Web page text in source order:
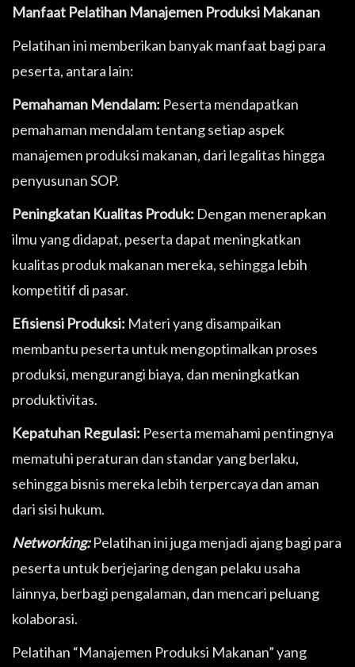
Manfaat Pelatihan Manajemen Produksi Makanan
Pelatihan ini memberikan banyak manfaat bagi para
peserta, antara lain:
Pemahaman Mendalam: Peserta mendapatkan
pemahaman mendalam tentang setiap aspek
manajemen produksi makanan, dari legalitas hingga
penyusunan SOP.
Peningkatan Kualitas Produk: Dengan menerapkan
ilmu yang didapat, peserta dapat meningkatkan
kualitas produk makanan mereka, sehingga lebih
kompetitif di pasar.
Efisiensi Produksi: Materi yang disampaikan
membantu peserta untuk mengoptimalkan proses
produksi, mengurangi biaya, dan meningkatkan
produktivitas.
Kepatuhan Regulasi: Peserta memahami pentingnya
mematuhi peraturan dan standar yang berlaku,
sehingga bisnis mereka lebih terpercaya dan aman
dari sisi hukum.
Networking:Pelatihan ini juga menjadi ajang bagi para
peserta untuk berjejaring dengan pelaku usaha
lainnya, berbagi pengalaman, dan mencari peluang
kolaborasi.
Pelatihan “Manajemen Produksi Makanan” yang